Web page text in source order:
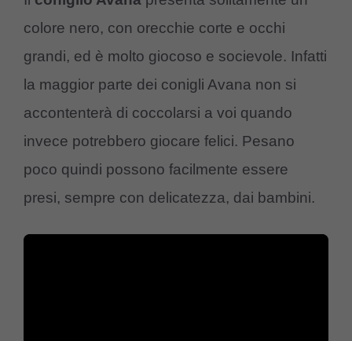
colore nero, con orecchie corte e occhi
grandi, ed è molto giocoso e socievole. Infatti
la maggior parte dei conigli Avana non si
accontenterà di coccolarsi a voi quando
invece potrebbero giocare felici. Pesano
poco quindi possono facilmente essere
presi, sempre con delicatezza, dai bambini.